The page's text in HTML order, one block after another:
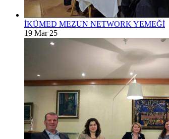
İKÜMED MEZUN NETWORK YEMEĞİ
19 Mar 25